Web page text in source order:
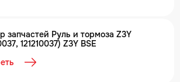
запчастей Руль и тормоза Z3Y
121210037) Z3Y BSE